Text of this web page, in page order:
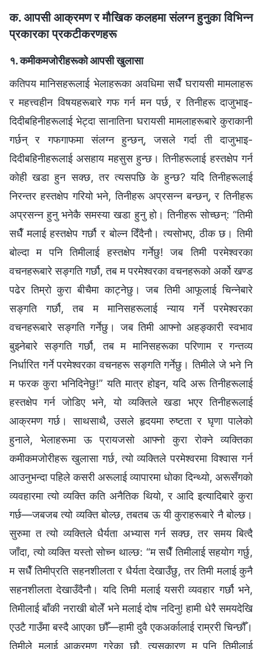
क. आपसी आक्रमण र मौखिक कलहमा संलग्‍न हुनुका विभिन्‍न
प्रकारका प्रकटीकरणहरू
१. कमीकमजोरीहरूको आपसी खुलासा
कतिपय मानिसहरूलाई भेलाहरूका अवधिमा सधैँ घरायसी मामलाहरू
र महत्त्वहीन विषयहरूबारे गफ गर्न मन पर्छ, र तिनीहरू दाजुभाइ-
दिदीबहिनीहरूलाई भेट्दा सानातिना घरायसी मामलाहरूबारे कुराकानी
गर्छन् र गफगाफमा संलग्न हुन्छन्, जसले गर्दा ती दाजुभाइ-
दिदीबहिनीहरूलाई असहाय महसुस हुन्छ। तिनीहरूलाई हस्तक्षेप गर्न
कोही खडा हुन सक्छ, तर त्यसपछि के हुन्छ? यदि तिनीहरूलाई
निरन्तर हस्तक्षेप गरियो भने, तिनीहरू अप्रसन्न बन्छन्, र तिनीहरू
अप्रसन्न हुनु भनेकै समस्या खडा हुनु हो। तिनीहरू सोच्छन्: “तिमी
सधैँ मलाई हस्तक्षेप गर्छौ र बोल्न दिँदैनौ। त्यसोभए, ठीक छ। तिमी
बोल्दा म पनि तिमीलाई हस्तक्षेप गर्नेछु! जब तिमी परमेश्‍वरका
वचनहरूबारे सङ्गति गर्छौ, तब म परमेश्‍वरका वचनहरूको अर्को खण्ड
पढेर तिम्रो कुरा बीचैमा काट्नेछु। जब तिमी आफूलाई चिन्‍नेबारे
सङ्गति गर्छौ, तब म मानिसहरूलाई न्याय गर्ने परमेश्‍वरका
वचनहरूबारे सङ्गति गर्नेछु। जब तिमी आफ्नो अहङ्कारी स्वभाव
बुझ्नेबारे सङ्गति गर्छौ, तब म मानिसहरूका परिणाम र गन्तव्य
निर्धारित गर्ने परमेश्‍वरका वचनहरू सङ्गति गर्नेछु। तिमीले जे भने नि
म फरक कुरा भनिदिनेछु!” यति मात्र होइन, यदि अरू तिनीहरूलाई
हस्तक्षेप गर्न जोडिए भने, यो व्यक्तिले खडा भएर तिनीहरूलाई
आक्रमण गर्छ। साथसाथै, उसले हृदयमा रुष्टता र घृणा पालेको
हुनाले, भेलाहरूमा ऊ प्रायजसो आफ्नो कुरा रोक्‍ने व्यक्तिका
कमीकमजोरीहरू खुलासा गर्छ, त्यो व्यक्तिले परमेश्‍वरमा विश्‍वास गर्न
आउनुभन्दा पहिले कसरी अरूलाई व्यापारमा धोका दिन्थ्यो, अरूसँगको
व्यवहारमा त्यो व्यक्ति कति अनैतिक थियो, र आदि इत्यादिबारे कुरा
गर्छ—जबजब त्यो व्यक्ति बोल्छ, तबतब ऊ यी कुराहरूबारे नै बोल्छ।
सुरुमा त त्यो व्यक्तिले धैर्यता अभ्यास गर्न सक्छ, तर समय बित्दै
जाँदा, त्यो व्यक्ति यस्तो सोच्न थाल्छ: “म सधैँ तिमीलाई सहयोग गर्छु,
म सधैँ तिमीप्रति सहनशीलता र धैर्यता देखाउँछु, तर तिमी मलाई कुनै
सहनशीलता देखाउँदैनौ। यदि तिमी मलाई यसरी व्यवहार गर्छौ भने,
तिमीलाई बाँकी नराखी बोलेँ भने मलाई दोष नदिनु! हामी धेरै समयदेखि
एउटै गाउँमा बस्दै आएका छौँ—हामी दुवै एकअर्कालाई राम्ररी चिन्छौँ।
तिमीले मलाई आक्रमण गरेका छौ, त्यसकारण म पनि तिमीलाई